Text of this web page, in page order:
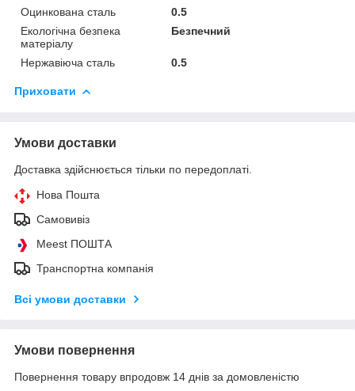
Оцинкована сталь
0.5
Екологічна безпека
матеріалу
Безпечний
Нержавіюча сталь 0.5
Приховати
Умови доставки
Доставка здійснюється тільки по передоплаті.
Нова Пошта
Самовивіз
Meest ПОШТА
Транспортна компанія
Всі умови доставки
Умови повернення
Повернення товару впродовж 14 днів за домовленістю